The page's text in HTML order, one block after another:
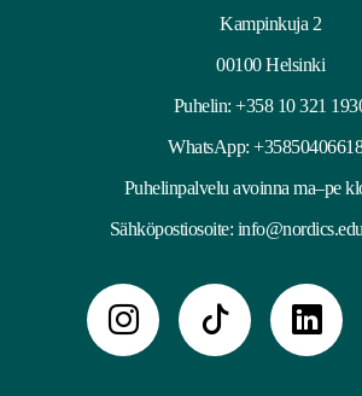
Kampinkuja 2
00100 Helsinki
Puhelin:+358 10 321
WhatsApp:
Puhelinpalvelu avoinna ma–pe
Sähköpostiosoite: